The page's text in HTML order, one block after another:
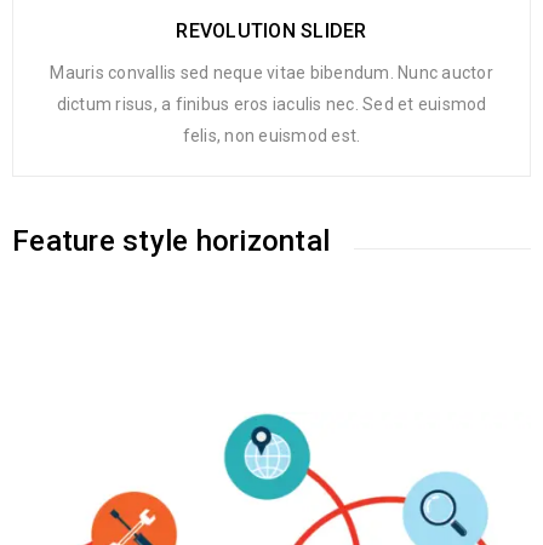
REVOLUTION SLIDER
Mauris convallis sed neque vitae bibendum. Nunc auctor
dictum risus, a finibus eros iaculis nec. Sed et euismod
felis, non euismod est.
Feature style horizontal